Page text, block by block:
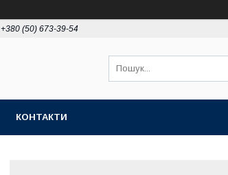
+380 (50) 673-39-54
КОНТАКТИ